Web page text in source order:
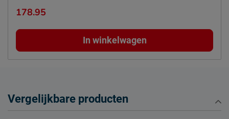
178.95
In winkelwagen
Vergelijkbare producten